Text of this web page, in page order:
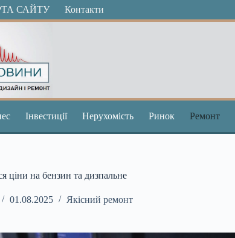
САЙТУ Контакти
Інвестиції Нерухомість Ринок Ремонт
ціни на бензин та дизпальне
01.08.2025 Якісний ремонт